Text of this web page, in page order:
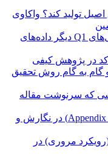
تولید کند؟ واکاوی
روش تحقیق فراترکیب؛ چرا ژورنال‌های Q1 دیگر داده‌های
در پژوهش کیفی
گام به گام روش تحقیق
۲: نبرد خاموشی که سرنوشت مقاله
تفاوت پیوست و ضمیمه (Appendix vs Annex) در نگارش و
ثانویه (رویکرد مروری) در